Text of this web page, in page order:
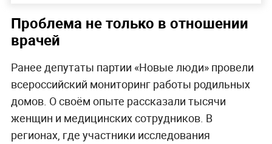
Проблема не только в отношении
врачей
Ранее депутаты партии «Новые люди» провели
всероссийский мониторинг работы родильных
домов. О своём опыте рассказали тысячи
женщин и медицинских сотрудников. В
регионах, где участники исследования